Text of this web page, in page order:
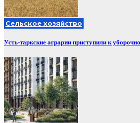
Сельское хозяйство
Усть-таркские аграрии приступили к